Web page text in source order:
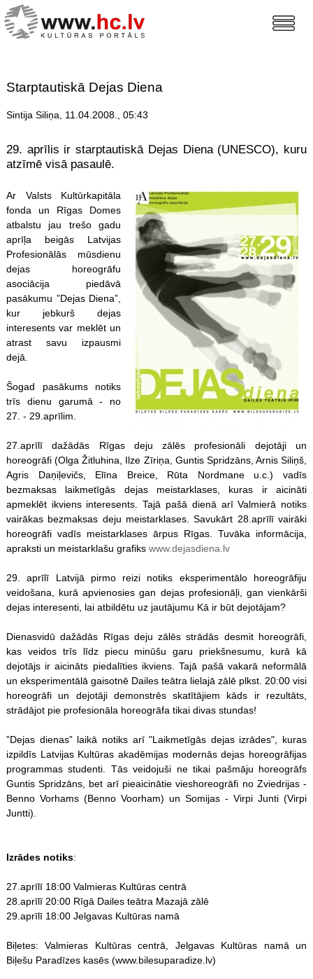
Starptautiskā Dejas Diena
Sintija Siliņa, 11.04.2008., 05:43
29. aprīlis ir starptautiskā Dejas Diena (UNESCO), kuru
atzīmē visā pasaulē.
Ar Valsts Kultūrkapitāla
fonda un Rīgas Domes
atbalstu jau trešo gadu
aprīļa beigās Latvijas
Profesionālās mūsdienu
dejas horeogrāfu
asociācija piedāvā
pasākumu ”Dejas Diena”,
kur jebkurš dejas
interesents var meklēt un
atrast savu izpausmi
dejā.
Šogad pasākums notiks
trīs dienu garumā - no
27. - 29.aprīlim.
27.aprīlī dažādās Rīgas deju zālēs profesionāli dejotāji un
horeogrāfi (Olga Žitluhina, Ilze Zīriņa, Guntis Spridzāns, Arnis Siliņš,
Agris Daņiļevičs, Elīna Breice, Rūta Nordmane u.c.) vadīs
bezmaksas laikmetīgās dejas meistarklases, kuras ir aicināti
apmeklēt ikviens interesents. Tajā pašā dienā arī Valmierā notiks
vairākas bezmaksas deju meistarklases. Savukārt 28.aprīlī vairāki
horeogrāfi vadīs meistarklases ārpus Rīgas. Tuvāka informācija,
apraksti un meistarklašu grafiks www.dejasdiena.lv
29. aprīlī Latvijā pirmo reizi notiks eksperimentālo horeogrāfiju
veidošana, kurā apvienosies gan dejas profesionāļi, gan vienkārši
dejas interesenti, lai atbildētu uz jautājumu Kā ir būt dejotājam?
Dienasvidū dažādās Rīgas deju zālēs strādās desmit horeogrāfi,
kas veidos trīs līdz piecu minūšu garu priekšnesumu, kurā kā
dejotājs ir aicināts piedalīties ikviens. Tajā pašā vakarā neformālā
un eksperimentālā gaisotnē Dailes teātra lielajā zālē plkst. 20:00 visi
horeogrāfi un dejotāji demonstrēs skatītājiem kāds ir rezultāts,
strādājot pie profesionāla horeogrāfa tikai divas stundas!
”Dejas dienas” laikā notiks arī "Laikmetīgās dejas izrādes", kuras
izpildīs Latvijas Kultūras akadēmijas modernās dejas horeogrāfijas
programmas studenti. Tās veidojuši ne tikai pašmāju horeogrāfs
Guntis Spridzāns, bet arī pieaicinātie vieshoreogrāfi no Zviedrijas -
Benno Vorhams (Benno Voorham) un Somijas - Virpi Junti (Virpi
Juntti).
Izrādes notiks:
27.aprīlī 18:00 Valmieras Kultūras centrā
28.aprīlī 20:00 Rīgā Dailes teātra Mazajā zālē
29.aprīlī 18:00 Jelgavas Kultūras namā
Biļetes: Valmieras Kultūras centrā, Jelgavas Kultūras namā un
Biļešu Paradīzes kasēs (www.bilesuparadize.lv)